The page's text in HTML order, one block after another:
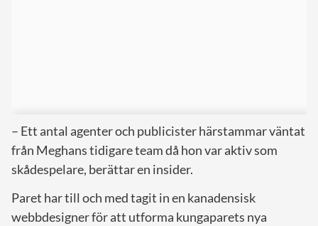
– Ett antal agenter och publicister härstammar väntat
från Meghans tidigare team då hon var aktiv som
skådespelare, berättar en insider.
Paret har till och med tagit in en kanadensisk
webbdesigner för att utforma kungaparets nya